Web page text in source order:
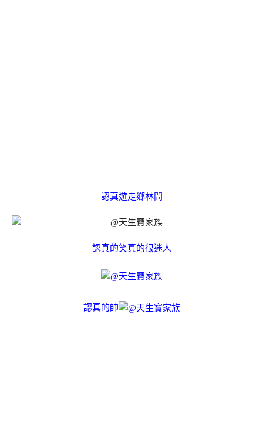
認真遊走鄉林間
認真的笑真的很迷人
認真的帥